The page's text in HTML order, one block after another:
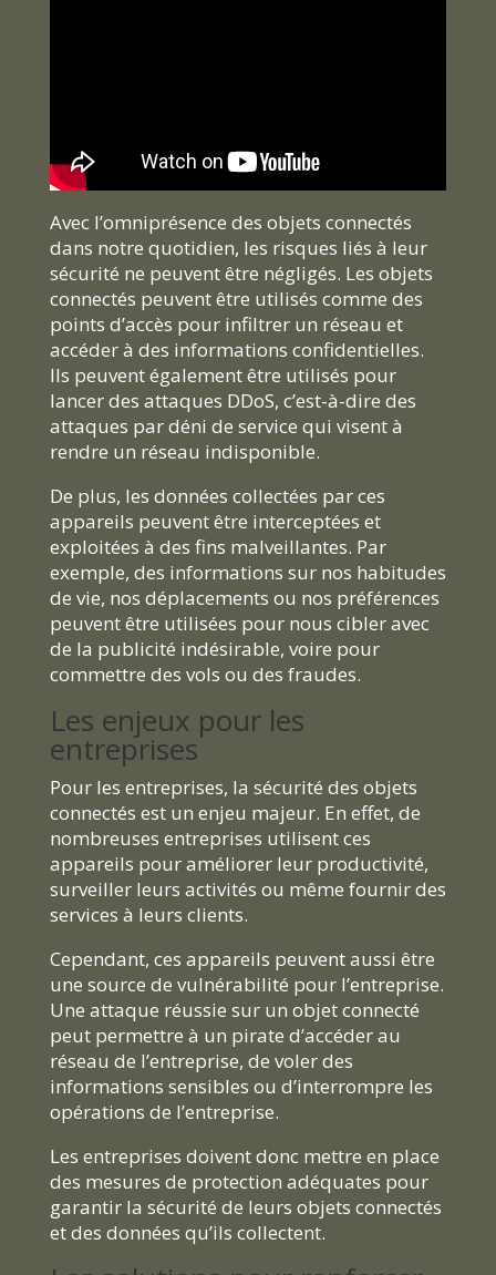
Avec l’omniprésence des objets connectés
dans notre quotidien, les risques liés à leur
sécurité ne peuvent être négligés. Les objets
connectés peuvent être utilisés comme des
points d’accès pour infiltrer un réseau et
accéder à des informations confidentielles.
Ils peuvent également être utilisés pour
lancer des attaques DDoS, c’est-à-dire des
attaques par déni de service qui visent à
rendre un réseau indisponible.
De plus, les données collectées par ces
appareils peuvent être interceptées et
exploitées à des fins malveillantes. Par
exemple, des informations sur nos habitudes
de vie, nos déplacements ou nos préférences
peuvent être utilisées pour nous cibler avec
de la publicité indésirable, voire pour
commettre des vols ou des fraudes.
Les enjeux pour les
entreprises
Pour les entreprises, la sécurité des objets
connectés est un enjeu majeur. En effet, de
nombreuses entreprises utilisent ces
appareils pour améliorer leur productivité,
surveiller leurs activités ou même fournir des
services à leurs clients.
Cependant, ces appareils peuvent aussi être
une source de vulnérabilité pour l’entreprise.
Une attaque réussie sur un objet connecté
peut permettre à un pirate d’accéder au
réseau de l’entreprise, de voler des
informations sensibles ou d’interrompre les
opérations de l’entreprise.
Les entreprises doivent donc mettre en place
des mesures de protection adéquates pour
garantir la sécurité de leurs objets connectés
et des données qu’ils collectent.